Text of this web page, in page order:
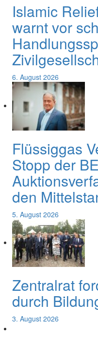
Islamic
warnt vor
6. August 2026
Flüssiggas
Stopp der
den
5. August 2026
Zentralrat
durch
3. August 2026